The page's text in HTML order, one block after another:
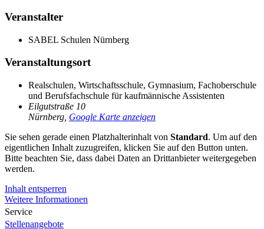
Veranstalter
SABEL Schulen Nürnberg
Veranstaltungsort
Realschulen, Wirtschaftsschule, Gymnasium, Fachoberschule
und Berufsfachschule für kaufmännische Assistenten
Eilgutstraße 10
Nürnberg Google Karte anzeigen
Sie sehen gerade einen Platzhalterinhalt von Standard. Um auf den
eigentlichen Inhalt zuzugreifen, klicken Sie auf den Button unten.
Bitte beachten Sie, dass dabei Daten an Drittanbieter weitergegeben
werden.
Inhalt entsperren
Weitere Informationen
Service
Stellenangebote